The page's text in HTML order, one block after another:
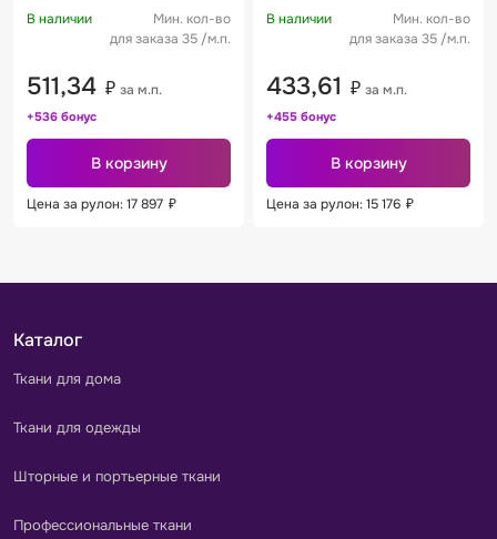
В наличии
Мин. кол-во
для заказа 35 /м.п.
511,34 ₽ за м.п.
+536 бонус
В корзину
Цена за рулон: 17 897 ₽
В наличии
Мин. кол-во
для заказа 35 /м.п.
433,61 ₽ за м.п.
+455 бонус
В корзину
Цена за рулон: 15 176 ₽
Каталог
Ткани для дома
Ткани для одежды
Шторные и портьерные ткани
Профессиональные ткани